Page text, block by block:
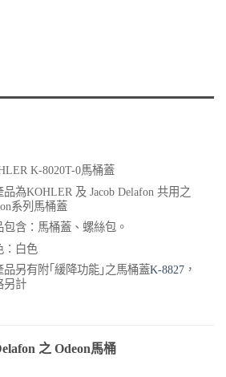
K-8020T-0馬桶蓋
品為KOHLER 及 Jacob Delafon 共用之
系列馬桶蓋
包含：馬桶蓋、螺絲包。
：白色
品另有附｢緩降功能｣之馬桶蓋K-8827，
另計
之 Odeon馬桶